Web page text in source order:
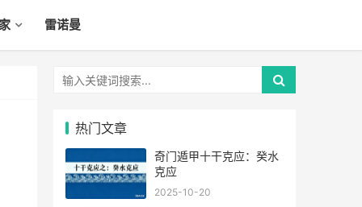
雷诺曼
热门文章
奇门遁甲十干克应：癸水
克应
2025-10-20